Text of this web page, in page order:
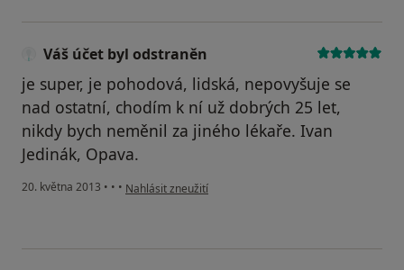
Váš účet byl odstraněn
je super, je pohodová, lidská, nepovyšuje se
nad ostatní, chodím k ní už dobrých 25 let,
nikdy bych neměnil za jiného lékaře. Ivan
Jedinák, Opava.
20. května 2013 • • • podle názoru uživatele Váš účet byl odstraněn
Nahlásit zneužití